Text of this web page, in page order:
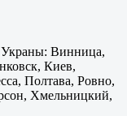
Украны: Винница,
Киев,
Полтава, Ровно,
Хмельницкий,